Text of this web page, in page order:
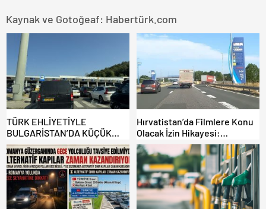
Kaynak ve Gotoğeaf: Habertürk.com
TÜRK EHLİYETİYLE
BULGARİSTAN’DA KÜÇÜK
HATA, ARACINA 6 AY EL
KONULMASINA YOL AÇTI
Hırvatistan’da Filmlere Konu
Olacak İzin Hikayesi:
Benzinlikte Eşini Unuttu!